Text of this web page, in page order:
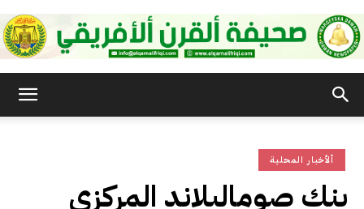
ألأخبار المحلية
بنك صوماليلاند المركزي